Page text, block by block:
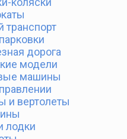
транспорт
дорога
модели
машины
и вертолеты
лодки